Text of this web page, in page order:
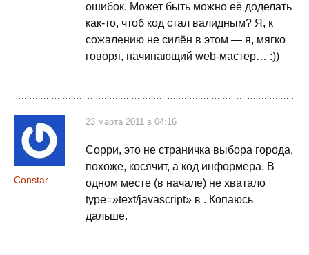
ошибок. Может быть можно её доделать
как-то, чтоб код стал валидным? Я, к
сожалению не силён в этом — я, мягко
говоря, начинающий web-мастер… :))
Constar
23 марта 2011 в 04:16
Сорри, это не страничка выбора города,
похоже, косячит, а код информера. В
одном месте (в начале) не хватало
type=»text/javascript» в . Копаюсь
дальше.